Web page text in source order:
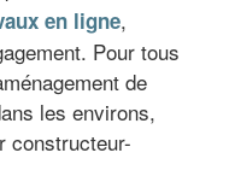
en ligne,
Pour tous
de
les environs,
constructeur-